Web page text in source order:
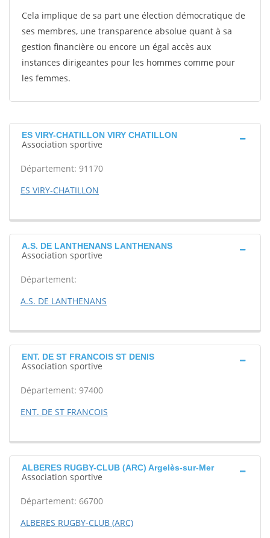
Cela implique de sa part une élection démocratique de
ses membres, une transparence absolue quant à sa
gestion financière ou encore un égal accès aux
instances dirigeantes pour les hommes comme pour
les femmes.
ES VIRY-CHATILLON VIRY CHATILLON
Association sportive
Département: 91170
ES VIRY-CHATILLON
A.S. DE LANTHENANS LANTHENANS
Association sportive
Département:
A.S. DE LANTHENANS
ENT. DE ST FRANCOIS ST DENIS
Association sportive
Département: 97400
ENT. DE ST FRANCOIS
ALBERES RUGBY-CLUB (ARC) Argelès-sur-Mer
Association sportive
Département: 66700
ALBERES RUGBY-CLUB (ARC)